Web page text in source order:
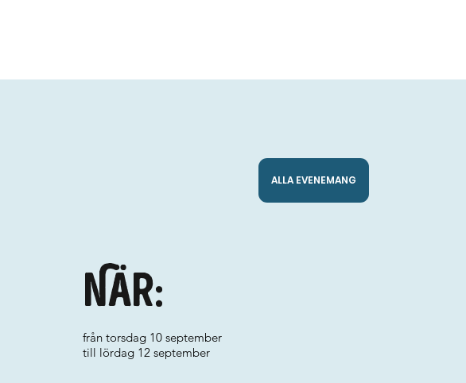
ALLA EVENEMANG
När:
från torsdag 10 september
till lördag 12 september